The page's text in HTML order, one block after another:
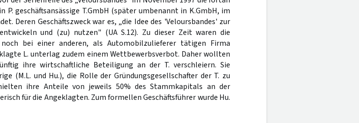
P. geschäftsansässige T.GmbH (später umbenannt in K.GmbH, im
Deren Geschäftszweck war es, „die Idee des 'Veloursbandes' zur
und (zu) nutzen" (UA S.12). Zu dieser Zeit waren die
bei einer anderen, als Automobilzulieferer tätigen Firma
L. unterlag zudem einem Wettbewerbsverbot. Daher wollten
ihre wirtschaftliche Beteiligung an der T. verschleiern. Sie
(M.L. und Hu.), die Rolle der Gründungsgesellschafter der T. zu
ihre Anteile von jeweils 50% des Stammkapitals an der
für die Angeklagten. Zum formellen Geschäftsführer wurde Hu.